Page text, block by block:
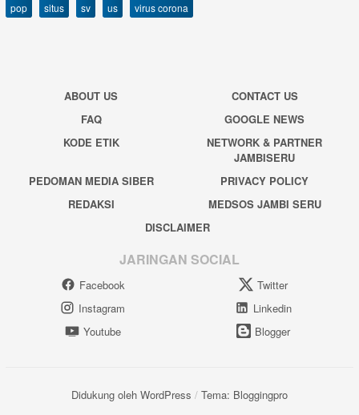
pop
situs sv us virus corona
ABOUT US
CONTACT US
FAQ
GOOGLE NEWS
KODE ETIK
NETWORK & PARTNER
JAMBISERU
PEDOMAN MEDIA SIBER
PRIVACY POLICY
REDAKSI
MEDSOS JAMBI SERU
DISCLAIMER
JARINGAN SOCIAL
Facebook
Twitter
Instagram
Linkedin
Youtube
Blogger
Didukung oleh WordPress / Tema: Bloggingpro